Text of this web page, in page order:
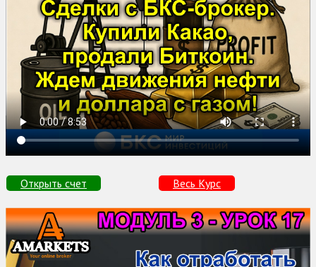
Открыть счет Весь Курс